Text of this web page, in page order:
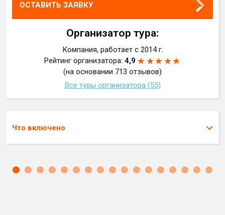
ОСТАВИТЬ ЗАЯВКУ
Организатор тура:
Компания, работает с 2014 г.
Рейтинг организатора: 4,9
(на основании 713 отзывов)
Все туры организатора (55)
Что включено